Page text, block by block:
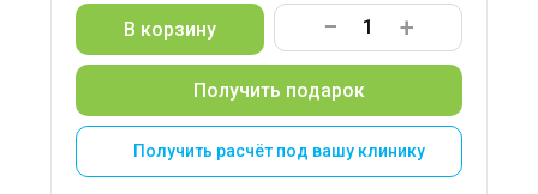
В корзину − +
Получить подарок
Получить расчёт под вашу клинику